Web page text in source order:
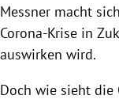
Messner macht
Corona-Krise in
auswirken wird.
Doch wie sieht die